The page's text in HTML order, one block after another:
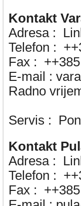
Kontakt
Adresa :
Telefon :
Fax :
E-mail :
Radno
Servis :
Kontakt
Adresa :
Telefon :
Fax :